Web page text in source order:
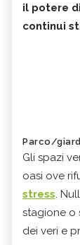
il potere
continui
Parco/
Gli spazi
oasi ove
stress.
stagione o
dei veri e